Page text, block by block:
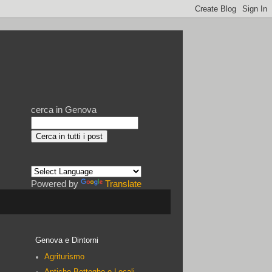
cerca in Genova
Powered by Translate
Genova e Dintorni
Agriturismo